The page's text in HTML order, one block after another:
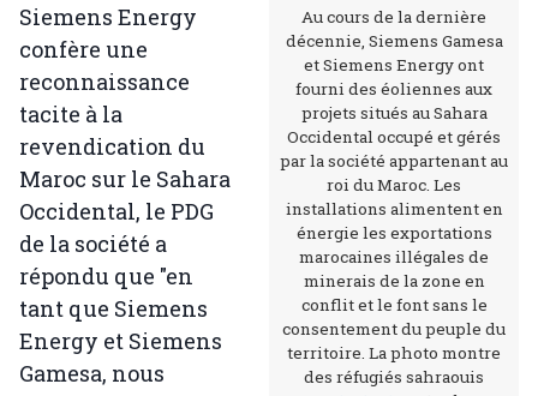
Au cours de la dernière
décennie, Siemens Gamesa
et Siemens Energy ont
fourni des éoliennes aux
projets situés au Sahara
Occidental occupé et gérés
par la société appartenant au
roi du Maroc. Les
installations alimentent en
énergie les exportations
marocaines illégales de
minerais de la zone en
conflit et le font sans le
consentement du peuple du
territoire. La photo montre
des réfugiés sahraouis
Siemens Energy
confère une
reconnaissance
tacite à la
revendication du
Maroc sur le Sahara
Occidental, le PDG
de la société a
répondu que "en
tant que Siemens
Energy et Siemens
Gamesa, nous